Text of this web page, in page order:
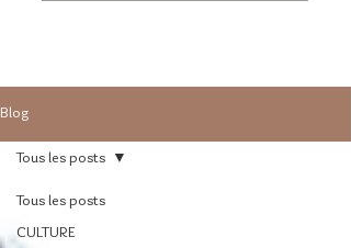
Blog
Tous les posts
CULTURE
Tous les posts